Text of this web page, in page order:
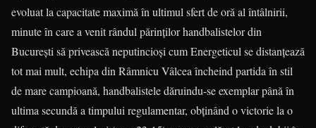
evoluat la capacitate maximă în ultimul sfert de oră al întâlnirii,
minute în care a venit rândul părinţilor handbalistelor din
Bucureşti să privească neputincioşi cum Energeticul se distanţează
tot mai mult, echipa din Râmnicu Vâlcea încheind partida în stil
de mare campioană, handbalistele dăruindu-se exemplar până în
ultima secundă a timpului regulamentar, obţinând o victorie la o